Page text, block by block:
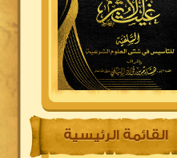
القائمة الرئيسية